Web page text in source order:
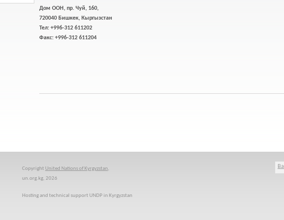
Дом ООН, пр. Чуй, 160,
720040 Бишкек, Кыргызстан
Тел: +996-312 611202
Факс: +996-312 611204
Copyright United Nations of Kyrgyzstan,
un.org.kg, 2026
Hosting and technical support UNDP in Kyrgyzstan